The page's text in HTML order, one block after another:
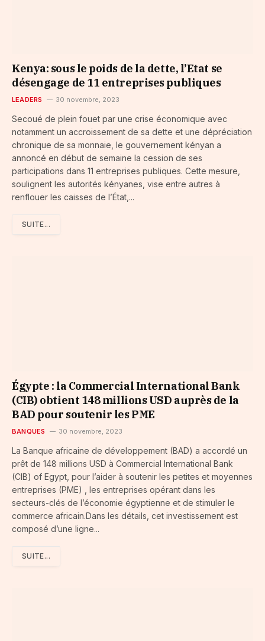
Kenya: sous le poids de la dette, l’Etat se
désengage de 11 entreprises publiques
LEADERS 30 novembre, 2023
Secoué de plein fouet par une crise économique avec
notamment un accroissement de sa dette et une dépréciation
chronique de sa monnaie, le gouvernement kényan a
annoncé en début de semaine la cession de ses
participations dans 11 entreprises publiques. Cette mesure,
soulignent les autorités kényanes, vise entre autres à
renflouer les caisses de l’État,...
SUITE...
Égypte : la Commercial International Bank
(CIB) obtient 148 millions USD auprès de la
BAD pour soutenir les PME
BANQUES 30 novembre, 2023
La Banque africaine de développement (BAD) a accordé un
prêt de 148 millions USD à Commercial International Bank
(CIB) of Egypt, pour l’aider à soutenir les petites et moyennes
entreprises (PME) , les entreprises opérant dans les
secteurs-clés de l’économie égyptienne et de stimuler le
commerce africain.Dans les détails, cet investissement est
composé d’une ligne...
SUITE...